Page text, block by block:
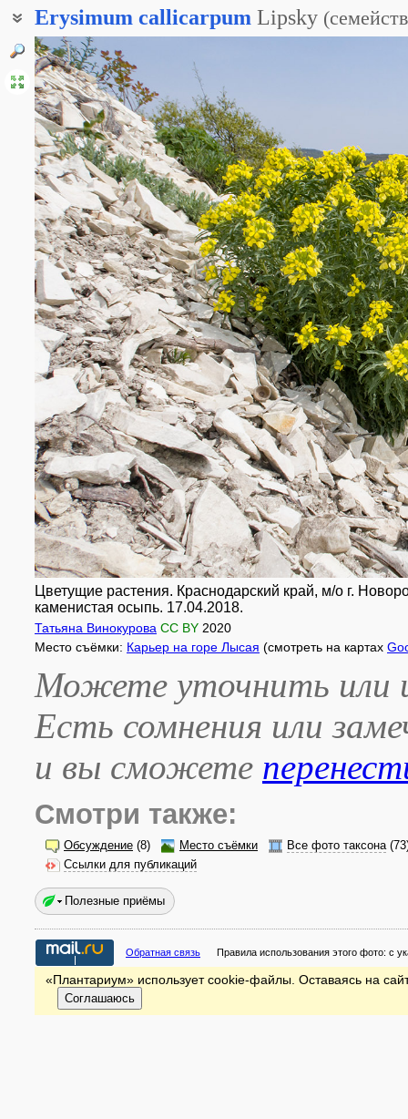
Erysimum callicarpum Lipsky (
Цветущие растения. Краснодарский край, м/о г.
каменистая осыпь. 17.04.2018.
Татьяна Винокурова CC BY 2020
Место съёмки: Карьер на горе Лысая (смотреть на картах
Можете уточнить или
Есть сомнения или
и вы сможете
Смотри также:
Обсуждение (8) Место съёмки Все фото таксона
Ссылки для публикаций
Полезные приёмы
Обратная связь Правила использования этого фото: с
«Плантариум» использует cookie-файлы. Оставаясь на
Соглашаюсь